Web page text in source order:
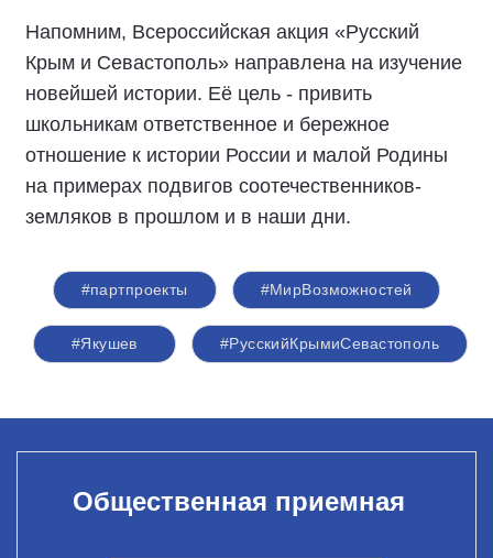
Напомним, Всероссийская акция «Русский
Крым и Севастополь» направлена на изучение
новейшей истории. Её цель - привить
школьникам ответственное и бережное
отношение к истории России и малой Родины
на примерах подвигов соотечественников-
земляков в прошлом и в наши дни.
#партпроекты #МирВозможностей
#Якушев #РусскийКрымиСевастополь
Общественная приемная